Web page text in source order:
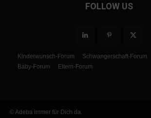
FOLLOW US
Kinderwunsch-Forum Schwangerschaft-Forum
Baby-Forum
Eltern-Forum
© Adeba immer für Dich da.